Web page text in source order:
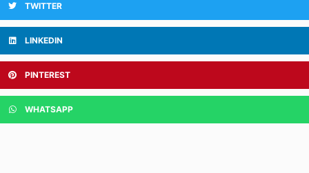
TWITTER
LINKEDIN
PINTEREST
WHATSAPP